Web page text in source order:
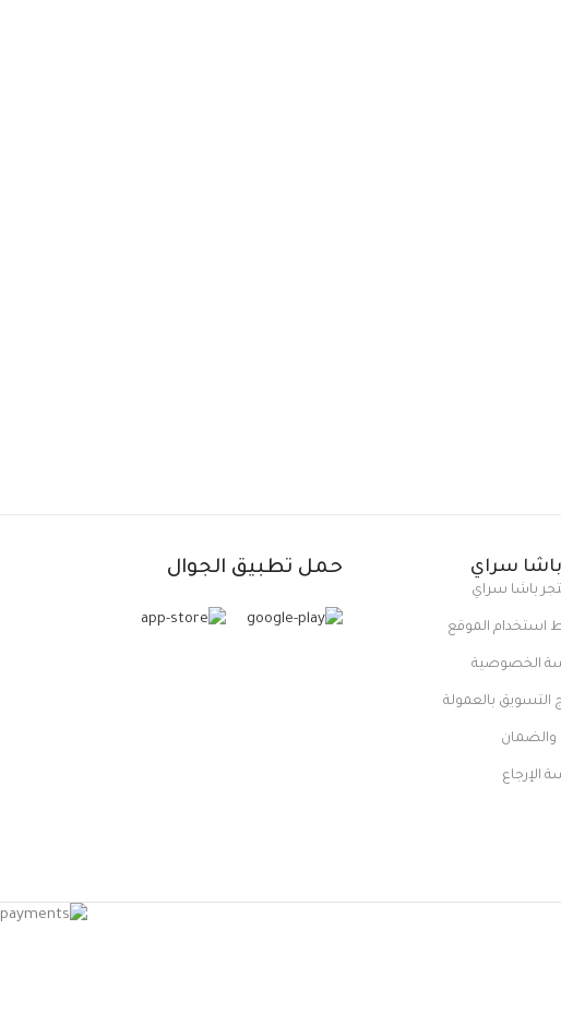
حمل تطبيق الجوال سراي
باشا سراي
استخدام الموقع
الخصوصية
التسويق بالعمولة
والضمان
الإرجاع